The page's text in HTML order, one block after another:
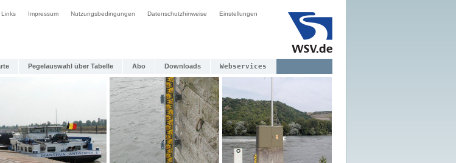
Links Impressum Nutzungsbedingungen Datenschutzhinweise Einstellungen
Pegelauswahl über Tabelle Abo Downloads Webservices